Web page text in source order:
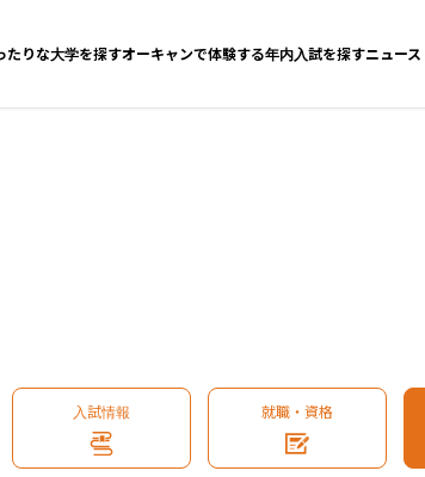
たりな大学を探すオーキャンで体験する年内入試を探すニュース
入試情報 就職・資格